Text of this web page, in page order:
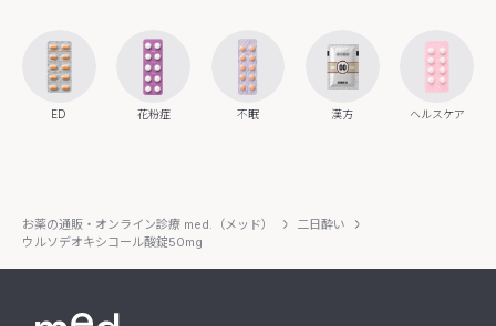
ED 花粉症 不眠 漢方 ヘルスケア
お薬の通販・オンライン診療 med.（メッド）
二日酔い
ウルソデオキシコール酸錠50mg